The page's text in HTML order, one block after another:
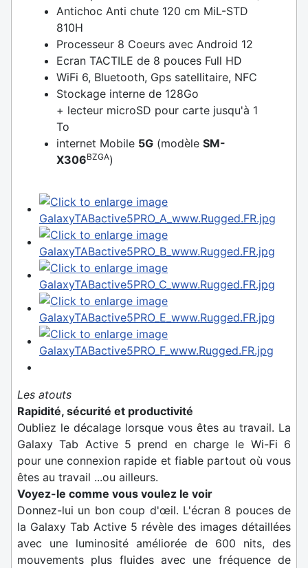
Antichoc Anti chute 120 cm MiL-STD
810H
Processeur 8 Coeurs avec Android 12
Ecran TACTILE de 8 pouces Full HD
WiFi 6, Bluetooth, Gps satellitaire, NFC
Stockage interne de 128Go
+ lecteur microSD pour carte jusqu'à 1
To
internet Mobile 5G (modèle SM-
X306BZGA)
Les atouts
Rapidité, sécurité et productivité
Oubliez le décalage lorsque vous êtes au travail. La
Galaxy Tab Active 5 prend en charge le Wi-Fi 6
pour une connexion rapide et fiable partout où vous
êtes au travail ...ou ailleurs.
Voyez-le comme vous voulez le voir
Donnez-lui un bon coup d'œil. L'écran 8 pouces de
la Galaxy Tab Active 5 révèle des images détaillées
avec une luminosité améliorée de 600 nits, des
mouvements plus fluides avec une fréquence de